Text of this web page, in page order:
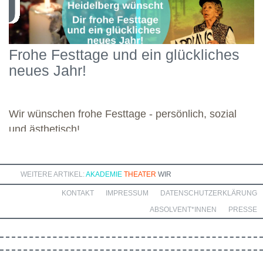
Konzepten über Bedürfnistheorien bis hin zu Themen wie
Regulation und Self-Compassion. Mit großer Motivation und
Engagement widmete sich die Gruppe diesen vielseitigen
Schwerpunkten und legte damit einen starken Grundstein für die
kommenden Module. Günther wünscht allen weiteren
Dozierenden viel Freude bei ihren Modulen sowie eine ebenso
Frohe Festtage und ein glückliches
neues Jahr!
Wir wünschen frohe Festtage - persönlich, sozial
und ästhetisch!
WEITERE ARTIKEL: AKADEMIE THEATER WIR
DATENSCHUTZERKLÄRUNG
IMPRESSUM
KONTAKT
PRESSE
ABSOLVENT*INNEN